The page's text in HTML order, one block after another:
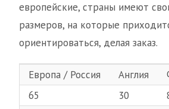
европейские, страны имеют
размеров, на которые
ориентироваться, делая заказ.
Европа / Россия Англия
65
30